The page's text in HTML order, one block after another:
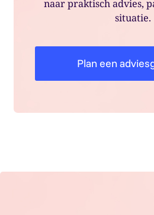
naar praktisch advies,
situatie.
Plan een